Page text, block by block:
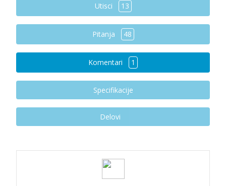
Utisci 13
Pitanja 48
Komentari 1
Specifikacije
Delovi